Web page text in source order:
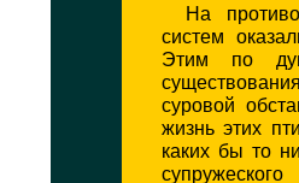
На
систем
Этим по
суровой
жизнь этих
каких бы то